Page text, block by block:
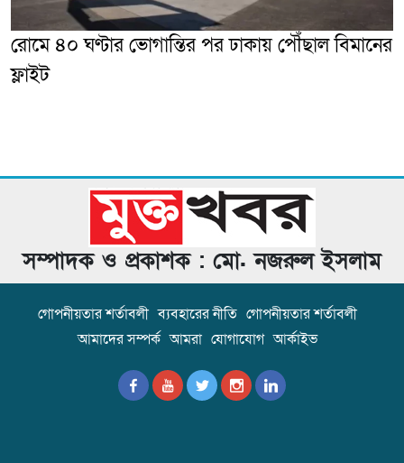
রোমে ৪০ ঘণ্টার ভোগান্তির পর ঢাকায় পৌঁছাল বিমানের
ফ্লাইট
সম্পাদক ও প্রকাশক : মো. নজরুল ইসলাম
গোপনীয়তার শর্তাবলী ব্যবহারের নীতি গোপনীয়তার শর্তাবলী
আমাদের সম্পর্ক আমরা যোগাযোগ আর্কাইভ